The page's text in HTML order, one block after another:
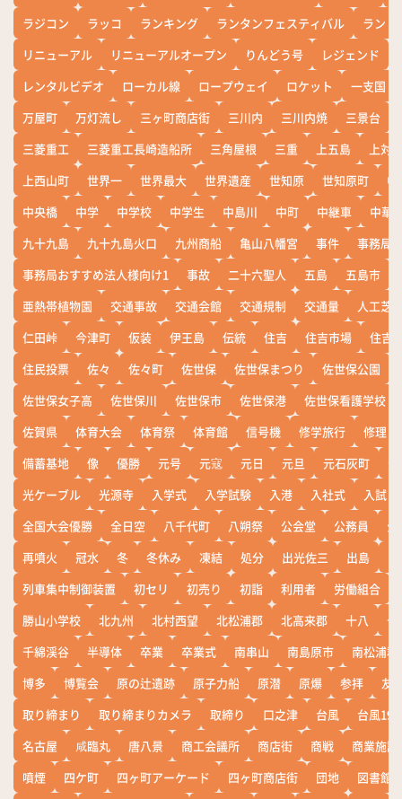
ラジコン
ラッコ ランキング ランタンフェスティバル
ランド
リニューアル
リニューアルオープン りんどう号 レジェンド
レンタルビデオ
ローカル線 ロープウェイ ロケット
一支国
万屋町
万灯流し 三ヶ町商店街 三川内 三川内焼 三景台
三菱重工
三菱重工長崎造船所 三角屋根 三重 上五島
上対
上西山町
世界一 世界最大 世界遺産 世知原 世知原町
中
中央橋
中学 中学校 中学生 中島川 中町 中継車
中華
九十九島
九十九島火口 九州商船 亀山八幡宮 事件
事務局
事務局おすすめ法人様向け1
事故 二十六聖人 五島 五島市
亜熱帯植物園
交通事故 交通会館 交通規制 交通量
人工芝
仁田峠
今津町 仮装 伊王島 伝統 住吉 住吉市場
住吉
住民投票
佐々 佐々町 佐世保 佐世保まつり 佐世保公園
佐世保女子高
佐世保川 佐世保市 佐世保港
佐世保看護学校
佐賀県
体育大会 体育祭 体育館 信号機 修学旅行
修理
備蓄基地
像 優勝 元号 元寇 元日 元旦 元石灰町
光ケーブル
光源寺 入学式 入学試験 入港 入社式
入試
全国大会優勝
全日空 八千代町 八朔祭 公会堂 公務員
公
再噴火
冠水 冬 冬休み 凍結 処分 出光佐三 出島
列車集中制御装置
初セリ 初売り 初詣 利用者 労働組合
勝山小学校
北九州 北村西望 北松浦郡 北高来郡 十八
十
千綿渓谷
半導体 卒業 卒業式 南串山 南島原市
南松浦郡
博多
博覧会 原の辻遺跡 原子力船 原潜 原爆 参拝
友
取り締まり
取り締まりカメラ 取締り 口之津 台風
台風19
名古屋
咸臨丸 唐八景 商工会議所 商店街 商戦
商業施設
噴煙
四ケ町 四ヶ町アーケード 四ヶ町商店街 団地
図書館